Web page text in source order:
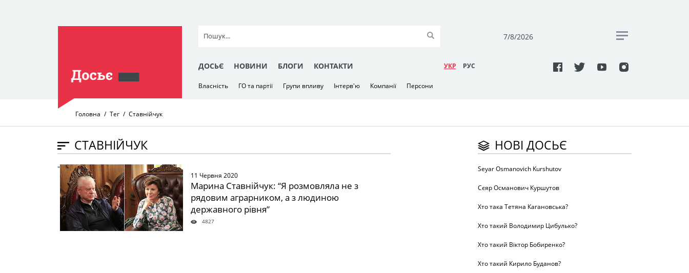
7/8/2026
ДОСЬЄ НОВИНИ БЛОГИ КОНТАКТИ УКР РУC
Власність ГО та партії Групи впливу Інтерв'ю Компанії Персони
Головна Тег Ставнійчук
СТАВНІЙЧУК
" />
11 Червня 2020
Марина Ставнійчук: “Я розмовляла не з
рядовим аграрником, а з людиною
державного рівня”
4827
НОВІ ДОСЬЄ
Seyar Osmanovich Kurshutov
Сєяр Османович Куршутов
Хто така Тетяна Кагановська?
Хто такий Володимир Цибулько?
Хто такий Віктор Бобиренко?
Хто такий Кирило Буданов?